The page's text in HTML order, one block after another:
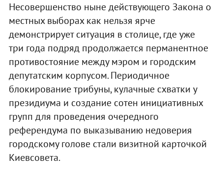
Несовершенство ныне действующего Закона о
местных выборах как нельзя ярче
демонстрирует ситуация в столице, где уже
три года подряд продолжается перманентное
противостояние между мэром и городским
депутатским корпусом. Периодичное
блокирование трибуны, кулачные схватки у
президиума и создание сотен инициативных
групп для проведения очередного
референдума по выказыванию недоверия
городскому голове стали визитной карточкой
Киевсовета.